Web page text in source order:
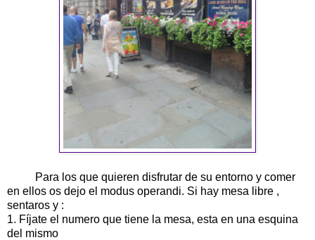
Para los que quieren disfrutar de su entorno y comer
en ellos os dejo el modus operandi. Si hay mesa libre ,
sentaros y :
1. Fíjate el numero que tiene la mesa, esta en una esquina
del mismo